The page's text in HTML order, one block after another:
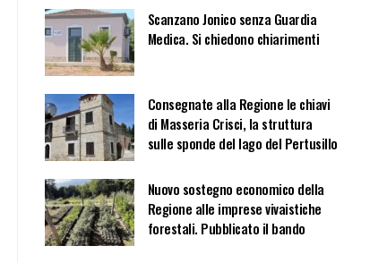
Scanzano Jonico senza Guardia
Medica. Si chiedono chiarimenti
Consegnate alla Regione le chiavi
di Masseria Crisci, la struttura
sulle sponde del lago del Pertusillo
Nuovo sostegno economico della
Regione alle imprese vivaistiche
forestali. Pubblicato il bando